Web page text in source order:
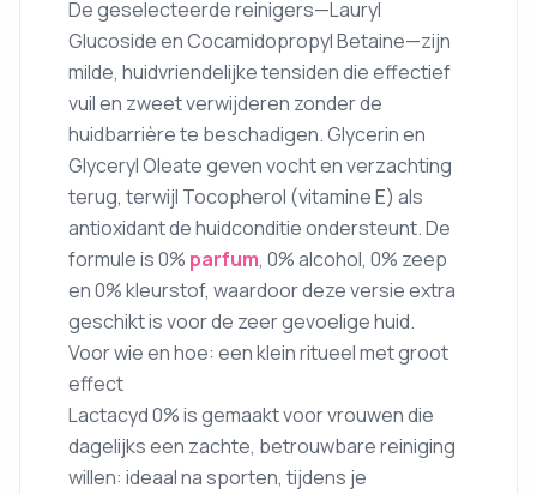
De geselecteerde reinigers—Lauryl
Glucoside en Cocamidopropyl Betaine—zijn
milde, huidvriendelijke tensiden die effectief
vuil en zweet verwijderen zonder de
huidbarrière te beschadigen. Glycerin en
Glyceryl Oleate geven vocht en verzachting
terug, terwijl Tocopherol (vitamine E) als
antioxidant de huidconditie ondersteunt. De
formule is 0% parfum, 0% alcohol, 0% zeep
en 0% kleurstof, waardoor deze versie extra
geschikt is voor de zeer gevoelige huid.
Voor wie en hoe: een klein ritueel met groot
effect
Lactacyd 0% is gemaakt voor vrouwen die
dagelijks een zachte, betrouwbare reiniging
willen: ideaal na sporten, tijdens je